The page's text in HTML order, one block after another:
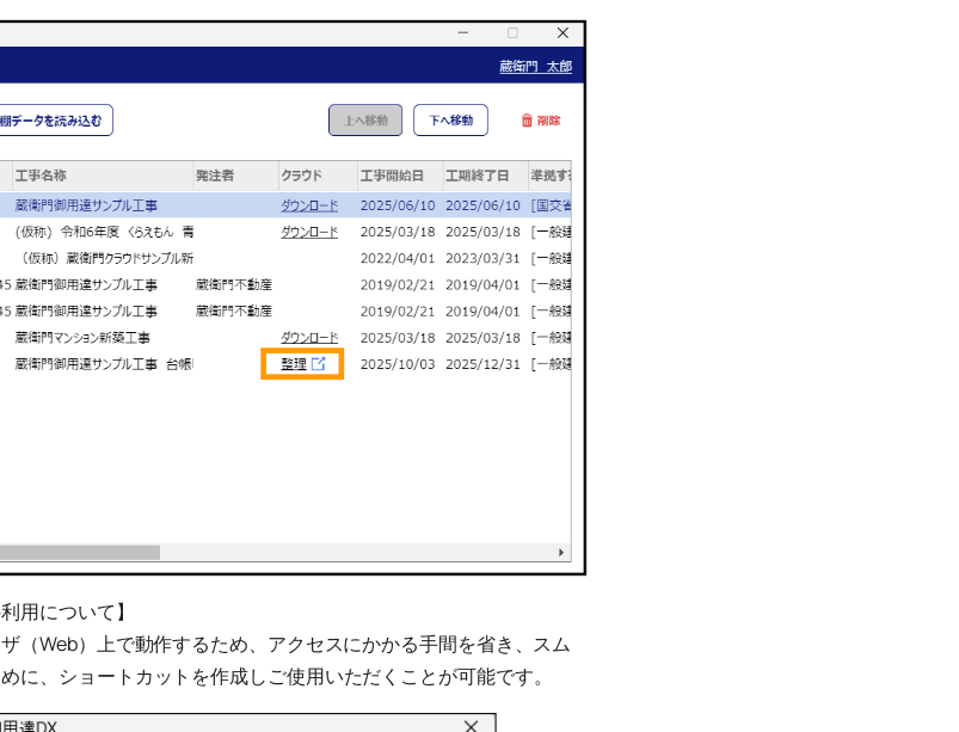
用について】
（Web）上で動作するため、アクセスにかかる手間を省き、スム
に、ショートカットを作成しご使用いただくことが可能です。